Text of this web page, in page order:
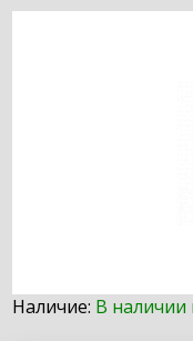
Наличие: В наличии